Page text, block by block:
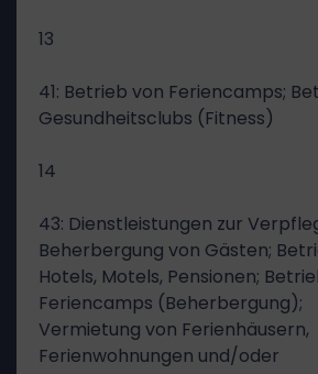
13
41: Betrieb von Feriencamps;
Gesundheitsclubs (Fitness)
14
43: Dienstleistungen zur
Beherbergung von Gästen;
Hotels, Motels, Pensionen;
Feriencamps (Beherbergung);
Vermietung von Ferienhäusern,
Ferienwohnungen und/oder